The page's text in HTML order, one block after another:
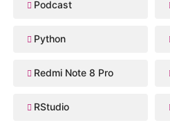
Podcast
Python
Redmi Note 8 Pro
RStudio